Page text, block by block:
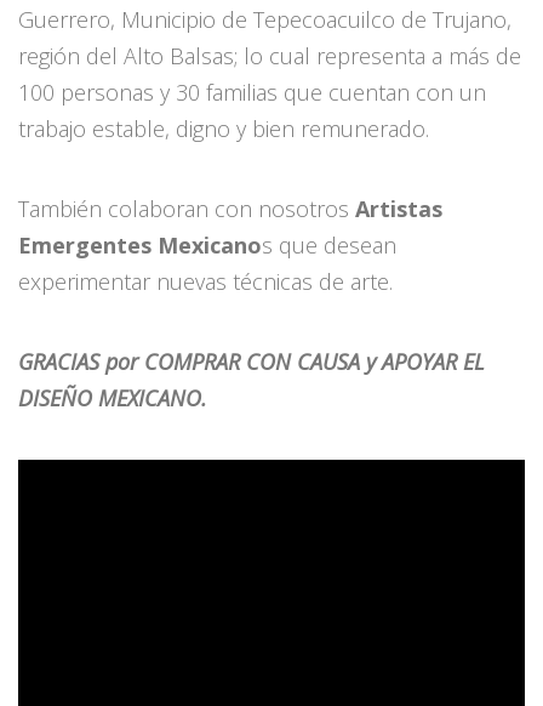
Guerrero, Municipio de Tepecoacuilco de Trujano,
región del Alto Balsas; lo cual representa a más de
100 personas y 30 familias que cuentan con un
trabajo estable, digno y bien remunerado.
También colaboran con nosotros Artistas
Emergentes Mexicanos que desean
experimentar nuevas técnicas de arte.
GRACIAS por COMPRAR CON CAUSA y APOYAR EL
DISEÑO MEXICANO.